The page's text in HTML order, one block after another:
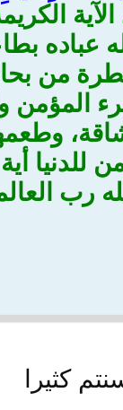
من
المؤمن
للدنيا
رب
كثيرا